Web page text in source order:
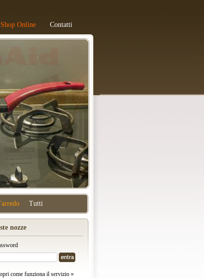
Shop Online Contatti
Tutti
nozze
come funziona il servizio »